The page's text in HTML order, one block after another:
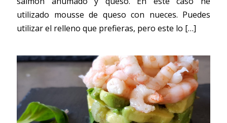
utilizado mousse de queso con nueces. Puedes
utilizar el relleno que prefieras, pero este lo […]